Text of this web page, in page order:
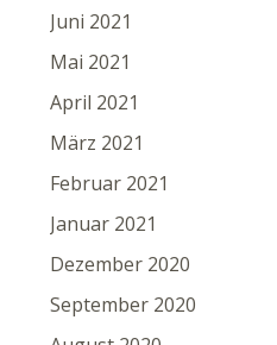
Juni 2021
Mai 2021
April 2021
März 2021
Februar 2021
Januar 2021
Dezember 2020
September 2020